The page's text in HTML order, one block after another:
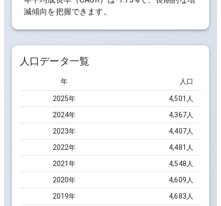
減傾向を把握できます。
人口データ一覧
年 人口
2025年 4,501 人
2024年 4,367人
2023年 4,407人
2022年 4,481 人
2021年 4,548 人
2020年 4,609 人
2019年 4,683 人